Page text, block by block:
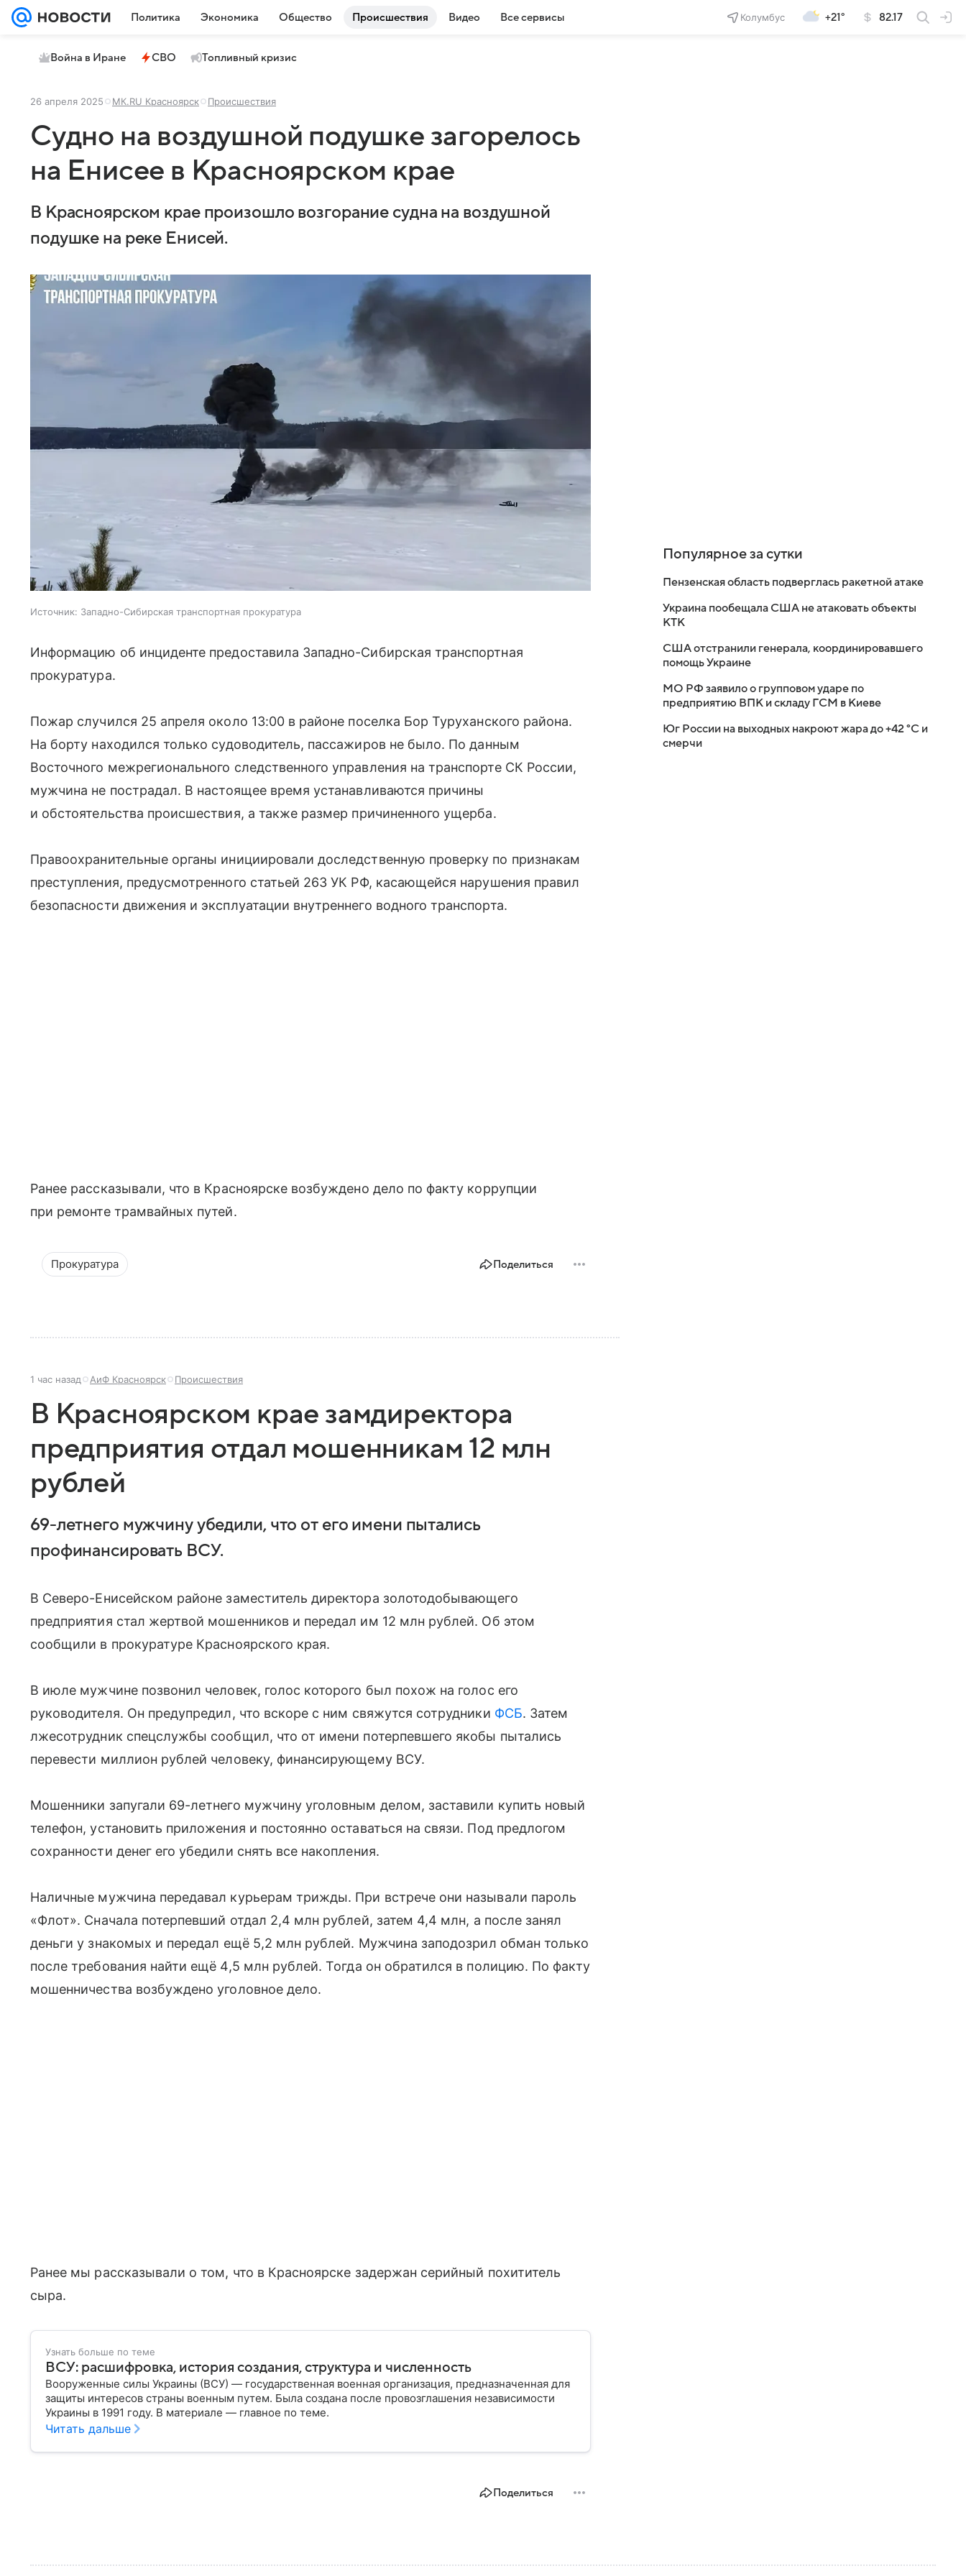
Политика Экономика Общество Происшествия Видео Все сервисы Колумбус +21° 82.17
Война в Иране СВО Топливный кризис
26 апреля 2025 МК.RU Красноярск Происшествия
Судно на воздушной подушке загорелось
на Енисее в Красноярском крае
В Красноярском крае произошло возгорание судна на воздушной
подушке на реке Енисей.
Источник: Западно-Сибирская транспортная прокуратура
Информацию об инциденте предоставила Западно-Сибирская транспортная
прокуратура.
Пожар случился 25 апреля около 13:00 в районе поселка Бор Туруханского района.
На борту находился только судоводитель, пассажиров не было. По данным
Восточного межрегионального следственного управления на транспорте СК России,
мужчина не пострадал. В настоящее время устанавливаются причины
и обстоятельства происшествия, а также размер причиненного ущерба.
Правоохранительные органы инициировали доследственную проверку по признакам
преступления, предусмотренного статьей 263 УК РФ, касающейся нарушения правил
безопасности движения и эксплуатации внутреннего водного транспорта.
Ранее рассказывали, что в Красноярске возбуждено дело по факту коррупции
при ремонте трамвайных путей.
Прокуратура Поделиться
1 час назад АиФ Красноярск Происшествия
В Красноярском крае замдиректора
предприятия отдал мошенникам 12 млн
рублей
69-летнего мужчину убедили, что от его имени пытались
профинансировать ВСУ.
В Северо-Енисейском районе заместитель директора золотодобывающего
предприятия стал жертвой мошенников и передал им 12 млн рублей. Об этом
сообщили в прокуратуре Красноярского края.
В июле мужчине позвонил человек, голос которого был похож на голос его
руководителя. Он предупредил, что вскоре с ним свяжутся сотрудники ФСБ. Затем
лжесотрудник спецслужбы сообщил, что от имени потерпевшего якобы пытались
перевести миллион рублей человеку, финансирующему ВСУ.
Мошенники запугали 69-летнего мужчину уголовным делом, заставили купить новый
телефон, установить приложения и постоянно оставаться на связи. Под предлогом
сохранности денег его убедили снять все накопления.
Наличные мужчина передавал курьерам трижды. При встрече они называли пароль
«Флот». Сначала потерпевший отдал 2,4 млн рублей, затем 4,4 млн, а после занял
деньги у знакомых и передал ещё 5,2 млн рублей. Мужчина заподозрил обман только
после требования найти ещё 4,5 млн рублей. Тогда он обратился в полицию. По факту
мошенничества возбуждено уголовное дело.
Ранее мы рассказывали о том, что в Красноярске задержан серийный похититель
сыра.
Узнать больше по теме
ВСУ: расшифровка, история создания, структура и численность
Вооруженные силы Украины (ВСУ) — государственная военная организация, предназначенная для
защиты интересов страны военным путем. Была создана после провозглашения независимости
Украины в 1991 году. В материале — главное по теме.
Читать дальше
Поделиться
Популярное за сутки
Пензенская область подверглась ракетной атаке
Украина пообещала США не атаковать объекты
КТК
США отстранили генерала, координировавшего
помощь Украине
МО РФ заявило о групповом ударе по
предприятию ВПК и складу ГСМ в Киеве
Юг России на выходных накроют жара до +42 °C и
смерчи